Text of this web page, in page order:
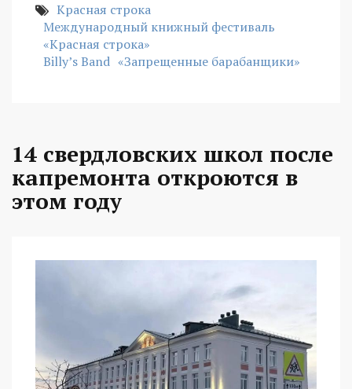
Красная строка
Международный книжный фестиваль
«Красная строка»
Billy’s Band «Запрещенные барабанщики»
14 свердловских школ после
капремонта откроются в
этом году